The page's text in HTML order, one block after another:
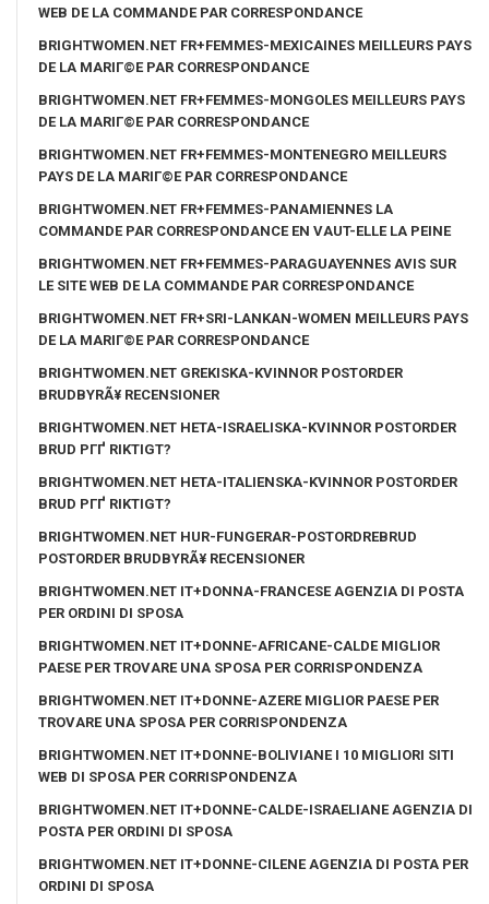
WEB DE LA COMMANDE PAR CORRESPONDANCE
BRIGHTWOMEN.NET FR+FEMMES-MEXICAINES MEILLEURS PAYS
DE LA MARIГ©E PAR CORRESPONDANCE
BRIGHTWOMEN.NET FR+FEMMES-MONGOLES MEILLEURS PAYS
DE LA MARIГ©E PAR CORRESPONDANCE
BRIGHTWOMEN.NET FR+FEMMES-MONTENEGRO MEILLEURS
PAYS DE LA MARIГ©E PAR CORRESPONDANCE
BRIGHTWOMEN.NET FR+FEMMES-PANAMIENNES LA
COMMANDE PAR CORRESPONDANCE EN VAUT-ELLE LA PEINE
BRIGHTWOMEN.NET FR+FEMMES-PARAGUAYENNES AVIS SUR
LE SITE WEB DE LA COMMANDE PAR CORRESPONDANCE
BRIGHTWOMEN.NET FR+SRI-LANKAN-WOMEN MEILLEURS PAYS
DE LA MARIГ©E PAR CORRESPONDANCE
BRIGHTWOMEN.NET GREKISKA-KVINNOR POSTORDER
BRUDBYRÃ¥ RECENSIONER
BRIGHTWOMEN.NET HETA-ISRAELISKA-KVINNOR POSTORDER
BRUD PГҐ RIKTIGT?
BRIGHTWOMEN.NET HETA-ITALIENSKA-KVINNOR POSTORDER
BRUD PГҐ RIKTIGT?
BRIGHTWOMEN.NET HUR-FUNGERAR-POSTORDREBRUD
POSTORDER BRUDBYRÃ¥ RECENSIONER
BRIGHTWOMEN.NET IT+DONNA-FRANCESE AGENZIA DI POSTA
PER ORDINI DI SPOSA
BRIGHTWOMEN.NET IT+DONNE-AFRICANE-CALDE MIGLIOR
PAESE PER TROVARE UNA SPOSA PER CORRISPONDENZA
BRIGHTWOMEN.NET IT+DONNE-AZERE MIGLIOR PAESE PER
TROVARE UNA SPOSA PER CORRISPONDENZA
BRIGHTWOMEN.NET IT+DONNE-BOLIVIANE I 10 MIGLIORI SITI
WEB DI SPOSA PER CORRISPONDENZA
BRIGHTWOMEN.NET IT+DONNE-CALDE-ISRAELIANE AGENZIA DI
POSTA PER ORDINI DI SPOSA
BRIGHTWOMEN.NET IT+DONNE-CILENE AGENZIA DI POSTA PER
ORDINI DI SPOSA